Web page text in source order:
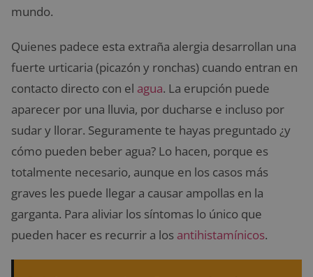
mundo.
Quienes padece esta extraña alergia desarrollan una
fuerte urticaria (picazón y ronchas) cuando entran en
contacto directo con el agua. La erupción puede
aparecer por una lluvia, por ducharse e incluso por
sudar y llorar. Seguramente te hayas preguntado ¿y
cómo pueden beber agua? Lo hacen, porque es
totalmente necesario, aunque en los casos más
graves les puede llegar a causar ampollas en la
garganta. Para aliviar los síntomas lo único que
pueden hacer es recurrir a los antihistamínicos.